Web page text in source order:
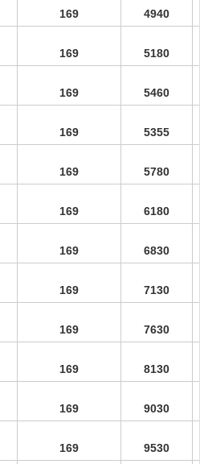
169 4940
169 5180
169 5460
169 5355
169 5780
169 6180
169 6830
169 7130
169 7630
169 8130
169 9030
169 9530